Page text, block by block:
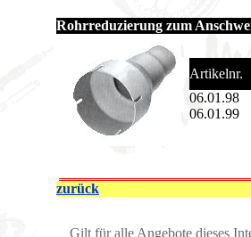
Rohrreduzierung zum
Artikelnr.
06.01.98
06.01.99
zurück
Gilt für alle Angebote dieses